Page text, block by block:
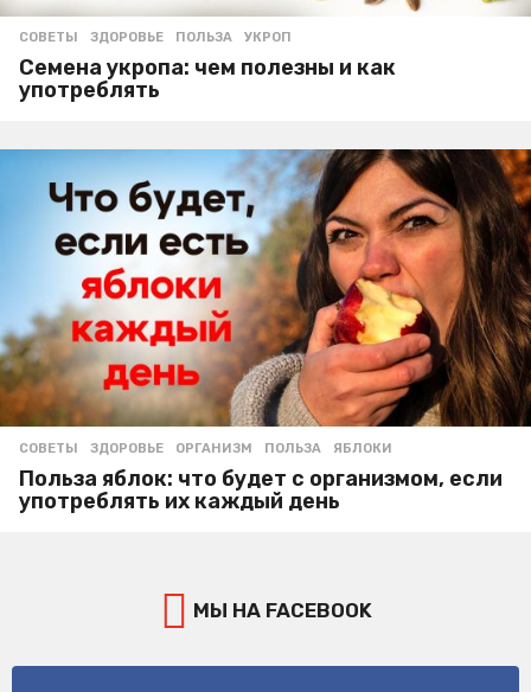
СОВЕТЫ ЗДОРОВЬЕ ,ПОЛЬЗА ,УКРОП
Семена укропа: чем полезны и как
употреблять
СОВЕТЫ ЗДОРОВЬЕ ,ОРГАНИЗМ ,ПОЛЬЗА ,ЯБЛОКИ
Польза яблок: что будет с организмом, если
употреблять их каждый день
МЫ НА FACEBOOK